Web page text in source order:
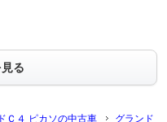
る
Ｃ４ ピカソの中古車 グランド